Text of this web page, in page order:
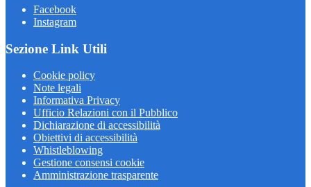
Facebook
Instagram
Sezione Link Utili
Cookie policy
Note legali
Informativa Privacy
Ufficio Relazioni con il Pubblico
Dichiarazione di accessibilità
Obiettivi di accessibilità
Whistleblowing
Gestione consensi cookie
Amministrazione trasparente